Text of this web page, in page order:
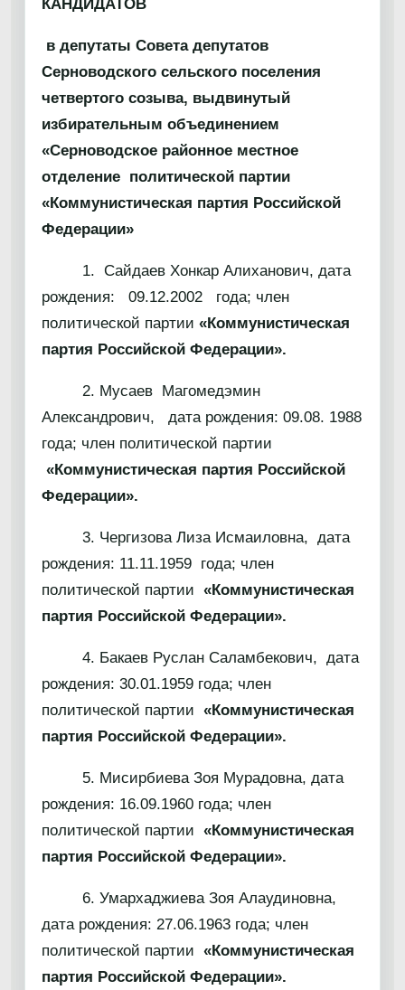
КАНДИДАТОВ
в депутаты Совета депутатов
Серноводского сельского поселения
четвертого созыва, выдвинутый
избирательным объединением
«Серноводское районное местное
отделение политической партии
«Коммунистическая партия Российской
Федерации»
1. Сайдаев Хонкар Алиханович, дата
рождения: 09.12.2002 года; член
политической партии «Коммунистическая
партия Российской Федерации».
2. Мусаев Магомедэмин
Александрович, дата рождения: 09.08. 1988
года; член политической партии
«Коммунистическая партия Российской
Федерации».
3. Чергизова Лиза Исмаиловна, дата
рождения: 11.11.1959 года; член
политической партии «Коммунистическая
партия Российской Федерации».
4. Бакаев Руслан Саламбекович, дата
рождения: 30.01.1959 года; член
политической партии «Коммунистическая
партия Российской Федерации».
5. Мисирбиева Зоя Мурадовна, дата
рождения: 16.09.1960 года; член
политической партии «Коммунистическая
партия Российской Федерации».
6. Умархаджиева Зоя Алаудиновна,
дата рождения: 27.06.1963 года; член
политической партии «Коммунистическая
партия Российской Федерации».